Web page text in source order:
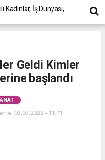
Geldi Kimler
başlandı
03.07.2023 - 11:41